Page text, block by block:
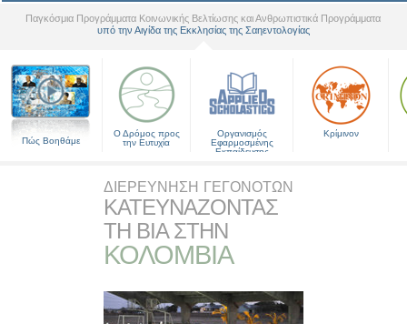
Παγκόσμια Προγράμματα Κοινωνικής Βελτίωσης και Ανθρωπιστικά Προγράμματα
υπό την Αιγίδα της Εκκλησίας της Σαηεντολογίας
Πώς Βοηθάμε
Ο Δρόμος προς
την Ευτυχία
Οργανισμός
Εφαρμοσμένης
Εκπαίδευσης
Κρίμινον
ΔΙΕΡΕΥΝΗΣΗ ΓΕΓΟΝΟΤΩΝ
ΚΑΤΕΥΝΑΖΟΝΤΑΣ
ΤΗ ΒΙΑ ΣΤΗΝ
ΚΟΛΟΜΒΙΑ